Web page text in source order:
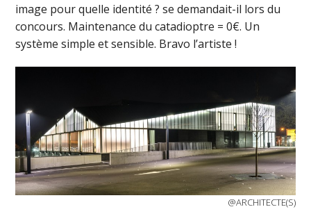
image pour quelle identité ? se demandait-il lors du
concours. Maintenance du catadioptre = 0€. Un
système simple et sensible. Bravo l’artiste !
@ARCHITECTE(S)